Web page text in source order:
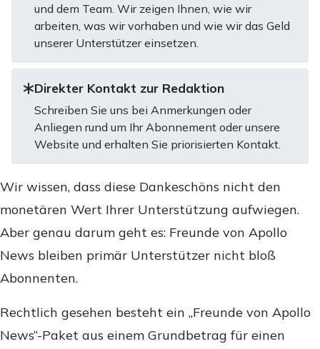
und dem Team. Wir zeigen Ihnen, wie wir
arbeiten, was wir vorhaben und wie wir das Geld
unserer Unterstützer einsetzen.
Direkter Kontakt zur Redaktion
Schreiben Sie uns bei Anmerkungen oder
Anliegen rund um Ihr Abonnement oder unsere
Website und erhalten Sie priorisierten Kontakt.
Wir wissen, dass diese Dankeschöns nicht den
monetären Wert Ihrer Unterstützung aufwiegen.
Aber genau darum geht es: Freunde von Apollo
News bleiben primär Unterstützer nicht bloß
Abonnenten.
Rechtlich gesehen besteht ein „Freunde von Apollo
News“-Paket aus einem Grundbetrag für einen